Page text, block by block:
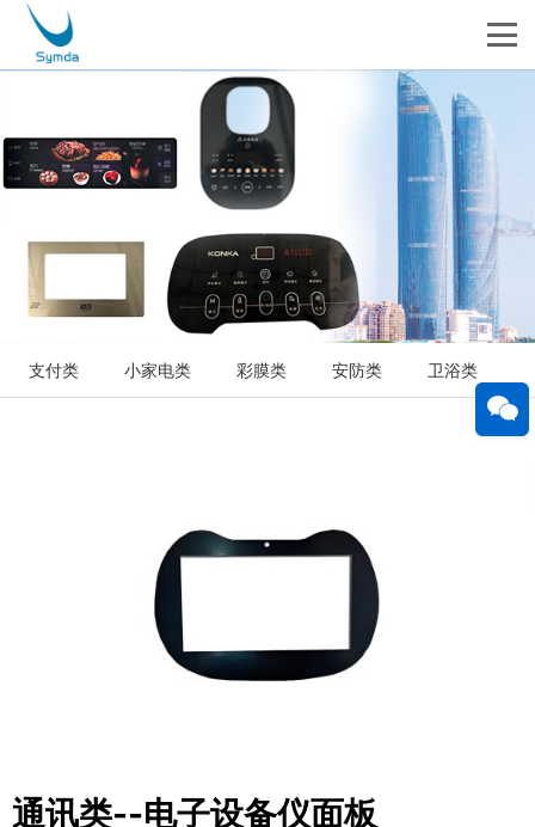
支付类 小家电类 彩膜类 安防类 卫浴类
通讯类--电子设备仪面板